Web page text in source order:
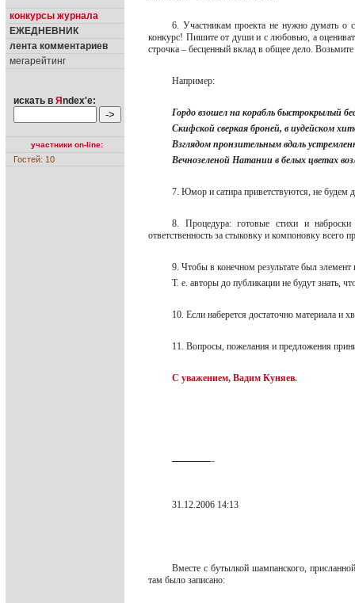
конкурсы журнала
ЕЖЕДНЕВНИК
лента комментариев
мегарейтинг
искать в Я ndex'е:
участники on-line:
Гостей: 10
6. Участникам проекта не нужно думать о
конкурс! Пишите от души и с любовью, а
строчка – бесценный вклад в общее дело.
Например:
Гордо взошел на корабль быстрокрылый
Скифской сверкая броней, в иудейском
Взглядом пронзительным вдаль
Вечнозеленой Натании в белых цветах
7. Юмор и сатира приветствуются, не будем
8. Процедура: готовые стихи и
ответственность за стыковку и компоновку всего
9. Чтобы в конечном результате был
Т. е. авторы до публикации не будут знать,
10. Если наберется достаточно материала
11. Вопросы, пожелания и предложения
С уважением, Вадим Куняев.
31.12.2006 14:13
Вместе с бутылкой шампанского,
там было записано: